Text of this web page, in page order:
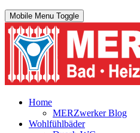
Mobile Menu Toggle
Home
MERZwerker Blog
Wohlfühlbäder